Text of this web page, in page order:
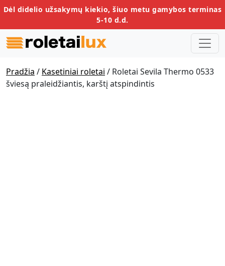
Dėl didelio užsakymų kiekio, šiuo metu gamybos terminas
5-10 d.d.
Pradžia / Kasetiniai roletai / Roletai Sevila Thermo 0533
šviesą praleidžiantis, karštį atspindintis